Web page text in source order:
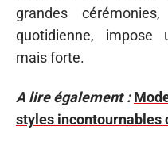
grandes
quotidienne, impose
mais forte.
A lire également :
styles incontournables